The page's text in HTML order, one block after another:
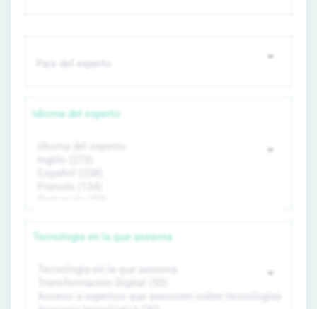
Idioma del experto
Tecnología en la que asesora